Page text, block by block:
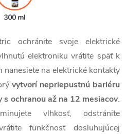
ochránite svoje elektrické
elektroniku vrátite späť k
na elektrické kontakty
vytvorí nepriepustnú bariéru
ochranou až na 12 mesiacov.
vlhkosť, odstránite
funkčnosť dosluhujúcej